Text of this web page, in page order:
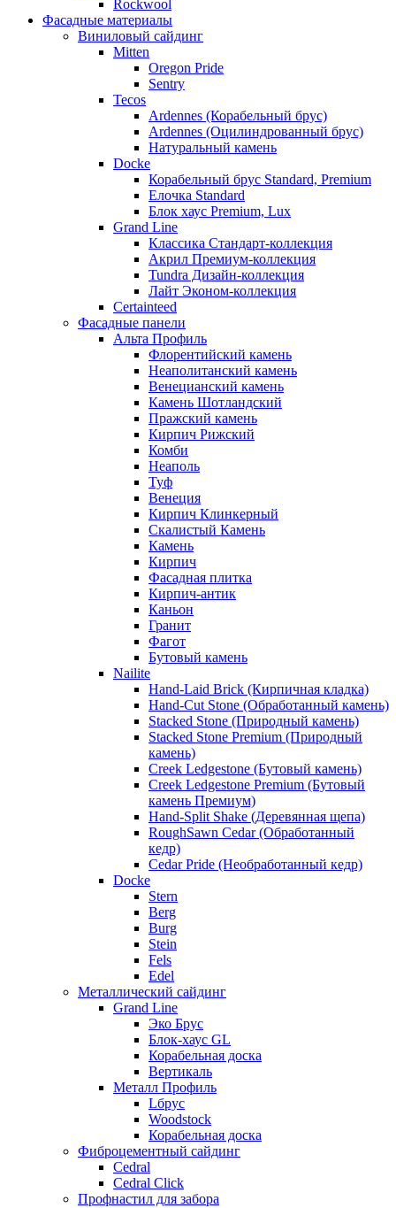
Rockwool
Фасадные материалы
Виниловый сайдинг
Mitten
Oregon Pride
Sentry
Tecos
Ardennes (Корабельный брус)
Ardennes (Оцилиндрованный брус)
Натуральный камень
Docke
Корабельный брус Standard, Premium
Елочка Standard
Блок хаус Premium, Lux
Grand Line
Классика Стандарт-коллекция
Акрил Премиум-коллекция
Tundra Дизайн-коллекция
Лайт Эконом-коллекция
Certainteed
Фасадные панели
Альта Профиль
Флорентийский камень
Неаполитанский камень
Венецианский камень
Камень Шотландский
Пражский камень
Кирпич Рижский
Комби
Неаполь
Туф
Венеция
Кирпич Клинкерный
Скалистый Камень
Камень
Кирпич
Фасадная плитка
Кирпич-антик
Каньон
Гранит
Фагот
Бутовый камень
Nailite
Hand-Laid Brick (Кирпичная кладка)
Hand-Cut Stone (Обработанный камень)
Stacked Stone (Природный камень)
Stacked Stone Premium (Природный
камень)
Creek Ledgestone (Бутовый камень)
Creek Ledgestone Premium (Бутовый
камень Премиум)
Hand-Split Shake (Деревянная щепа)
RoughSawn Cedar (Обработанный
кедр)
Cedar Pride (Необработанный кедр)
Docke
Stern
Berg
Burg
Stein
Fels
Edel
Металлический сайдинг
Grand Line
Эко Брус
Блок-хаус GL
Корабельная доска
Вертикаль
Металл Профиль
Lбрус
Woodstock
Корабельная доска
Фиброцементный сайдинг
Cedral
Cedral Click
Профнастил для забора